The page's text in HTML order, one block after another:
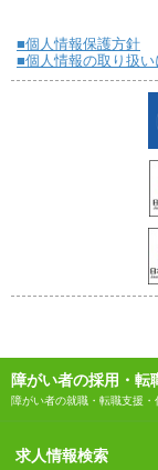
■個人情報保護方針
■個人情報の取り扱い
障がい者の採用・転
障がい者の就職・転職支援
求人情報検索